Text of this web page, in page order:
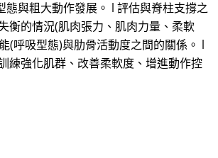
態與粗大動作發展。 l 評估與脊柱支撐之
衡的情況(肌肉張力、肌肉力量、柔軟
(呼吸型態)與肋骨活動度之間的關係。 l
練強化肌群、改善柔軟度、增進動作控